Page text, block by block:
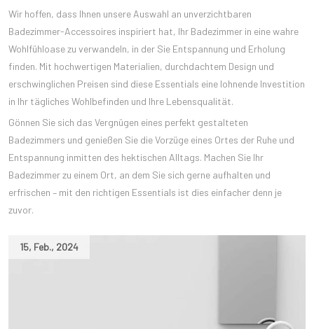
Wir hoffen, dass Ihnen unsere Auswahl an unverzichtbaren
Badezimmer-Accessoires inspiriert hat, Ihr Badezimmer in eine wahre
Wohlfühloase zu verwandeln, in der Sie Entspannung und Erholung
finden. Mit hochwertigen Materialien, durchdachtem Design und
erschwinglichen Preisen sind diese Essentials eine lohnende Investition
in Ihr tägliches Wohlbefinden und Ihre Lebensqualität.
Gönnen Sie sich das Vergnügen eines perfekt gestalteten
Badezimmers und genießen Sie die Vorzüge eines Ortes der Ruhe und
Entspannung inmitten des hektischen Alltags. Machen Sie Ihr
Badezimmer zu einem Ort, an dem Sie sich gerne aufhalten und
erfrischen – mit den richtigen Essentials ist dies einfacher denn je
zuvor.
15, Feb., 2024